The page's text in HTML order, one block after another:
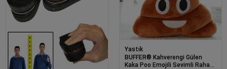
Yastık
BUFFER® Kahverengi Gülen
Kaka Poo Emojili Sevimli Rahat